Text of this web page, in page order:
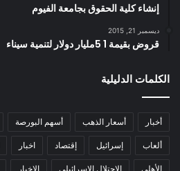
إنشاء كلية الحقوق بجامعة الفيوم
ديسمبر 21, 2015
قروض بقيمة 1 5مليار دولار لتنمية سيناء
الكلمات الدليلية
أخبار أسعار الذهب أسهم البورصة
ألعاب إسرائيل إقتصاد اخبار
الأهلي الاحتلال الإسرائيلي الاخبار